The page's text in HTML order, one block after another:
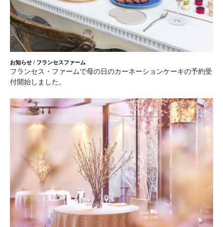
お知らせ / フランセスファーム
フランセス・ファームで母の日のカーネーションケーキの予約受
付開始しました。